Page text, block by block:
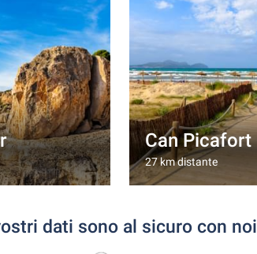
Can Picafort
27 km distante
dati sono al sicuro con noi